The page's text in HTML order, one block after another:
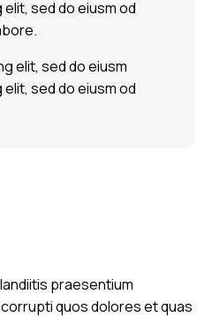
sed do eiusm od
elit, sed do eiusm
sed do eiusm od
praesentium
quos dolores et quas